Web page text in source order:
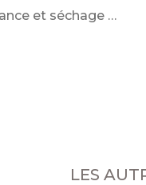
et séchage
LES